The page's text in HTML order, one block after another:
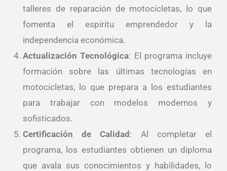
talleres de reparación de motocicletas, lo que
fomenta el espíritu emprendedor y la
independencia económica.
Actualización Tecnológica: El programa incluye
formación sobre las últimas tecnologías en
motocicletas, lo que prepara a los estudiantes
para trabajar con modelos modernos y
sofisticados.
Certificación de Calidad: Al completar el
programa, los estudiantes obtienen un diploma
que avala sus conocimientos y habilidades, lo